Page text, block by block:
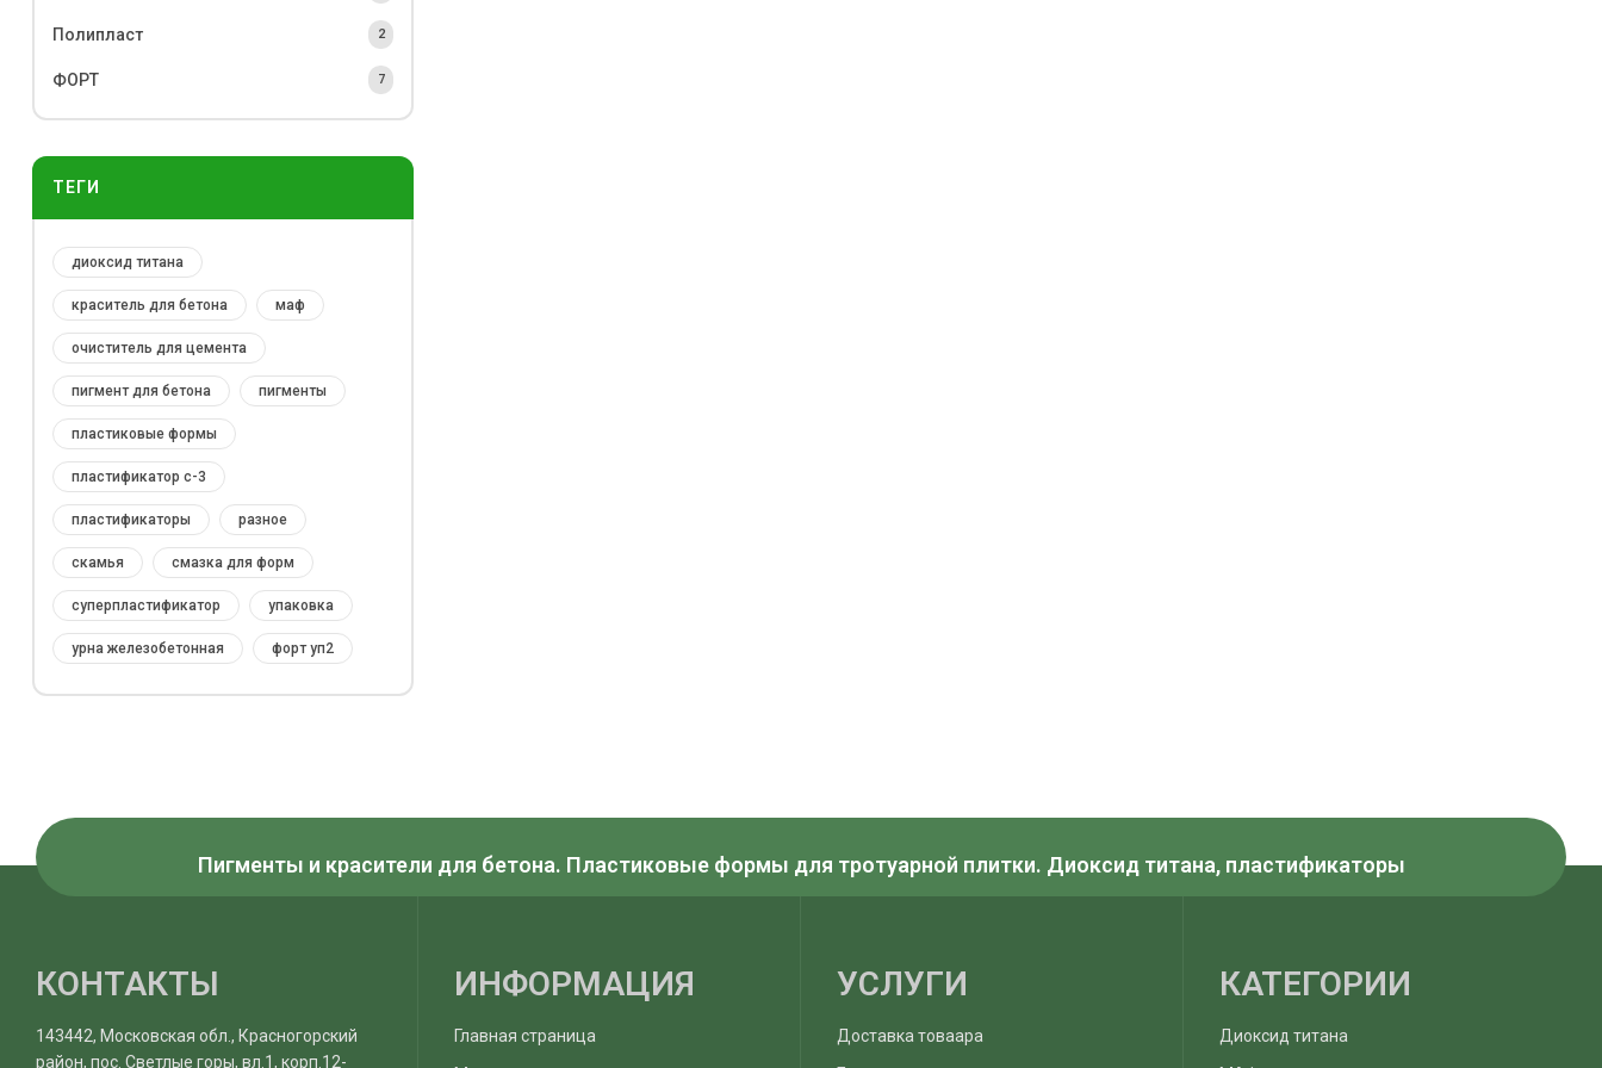
Полипласт 2
ФОРТ 7
ТЕГИ
диоксид титана
краситель для бетона маф
очиститель для цемента
пигмент для бетона пигменты
пластиковые формы
пластификатор с-3
пластификаторы разное
скамья смазка для форм
суперпластификатор упаковка
урна железобетонная форт уп2
Пигменты и красители для бетона. Пластиковые формы для тротуарной плитки. Диоксид титана, пластификаторы
КОНТАКТЫ
143442, Московская обл., Красногорский
район, пос. Светлые горы, вл.1, корп.12-
ИНФОРМАЦИЯ
Главная страница
УСЛУГИ
Доставка товаара
КАТЕГОРИИ
Диоксид титана